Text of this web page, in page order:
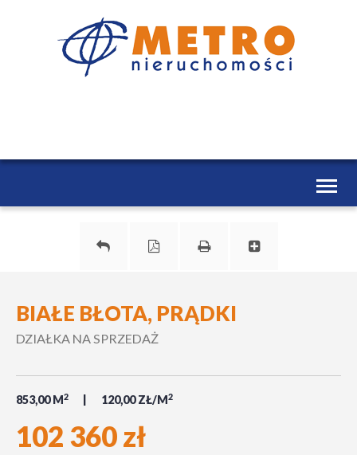
Toggle
BIAŁE BŁOTA, PRĄDKI
DZIAŁKA NA SPRZEDAŻ
853,00 M2 120,00 ZŁ/M2
102 360 zł